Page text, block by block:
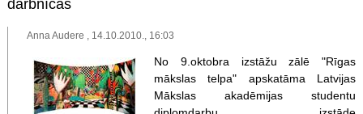
darbnīcas
Anna Audere , 14.10.2010., 16:03
No 9.oktobra izstāžu zālē "Rīgas
mākslas telpa" apskatāma Latvijas
Mākslas akadēmijas studentu